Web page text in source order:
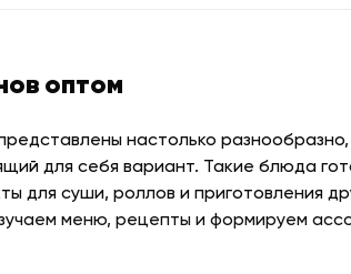
оптом
настолько
для себя вариант. Такие блюда
для суши, роллов и приготовления
меню, рецепты и формируем